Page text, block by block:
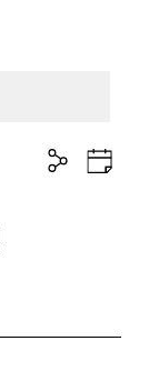
공
유
구
글